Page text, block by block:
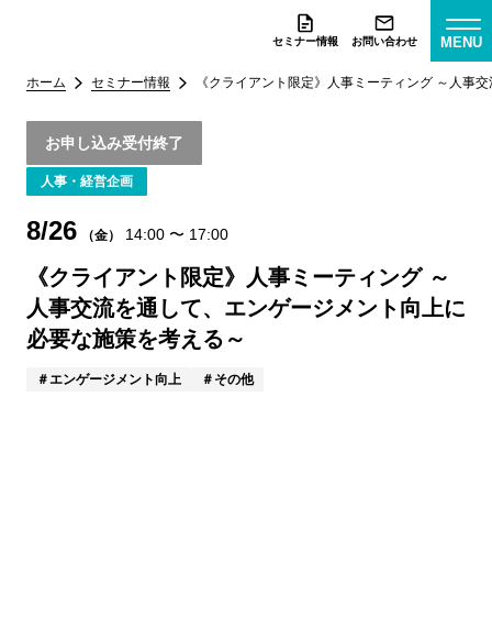
セミナー情報 お問い合わせ MENU
ホーム セミナー情報 《クライアント限定》人事ミーティング ～人事
お申し込み受付終了
人事・経営企画
8/26 （金） 14:00 〜 17:00
《クライアント限定》人事ミーティング ～
人事交流を通して、エンゲージメント向上に
必要な施策を考える～
エンゲージメント向上 その他